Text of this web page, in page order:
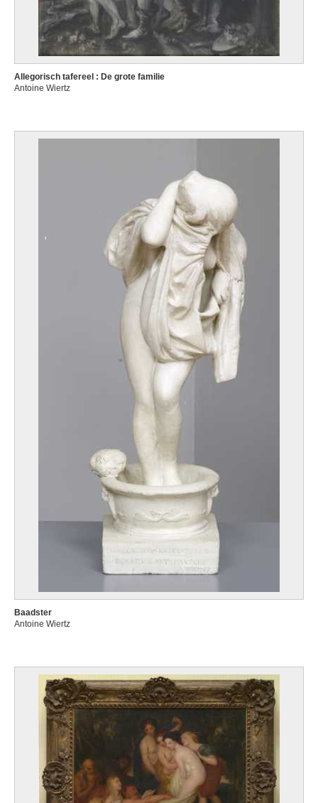
Allegorisch tafereel : De grote familie
Antoine Wiertz
Baadster
Antoine Wiertz